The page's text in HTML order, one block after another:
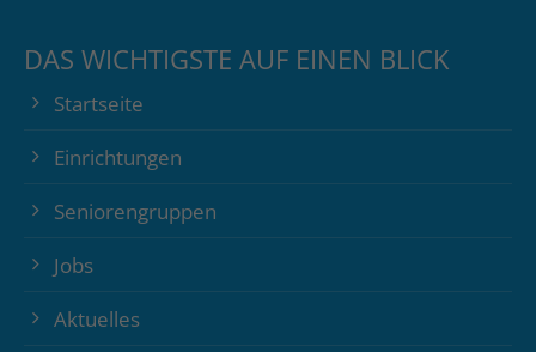
DAS WICHTIGSTE AUF EINEN BLICK
Startseite
Einrichtungen
Seniorengruppen
Jobs
Aktuelles